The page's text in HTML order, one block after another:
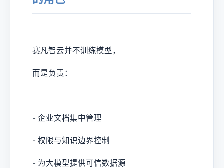
赛凡智云并不训练模型，
而是负责：
- 企业文档集中管理
- 权限与知识边界控制
- 为大模型提供可信数据源